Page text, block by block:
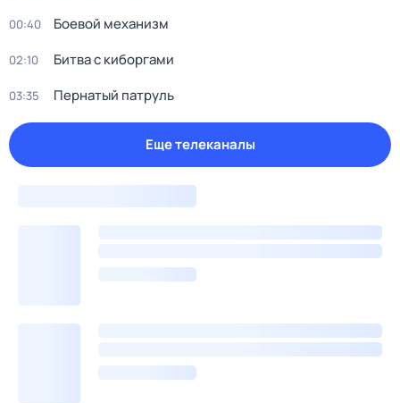
00:40 Боевой механизм
02:10 Битва с киборгами
03:35 Пернатый патруль
Еще телеканалы